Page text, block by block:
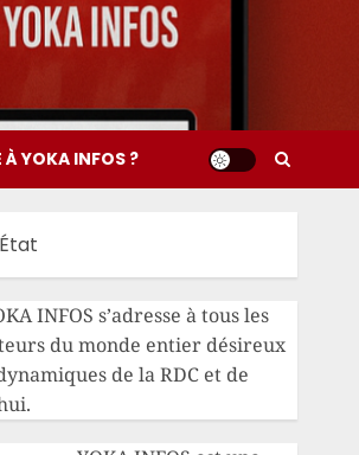
À YOKA INFOS ?
INFOS s’adresse à tous les
du monde entier désireux
de la RDC et de